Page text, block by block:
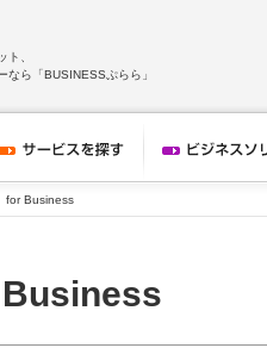
ト、
なら「BUSINESSぷらら」
for Business